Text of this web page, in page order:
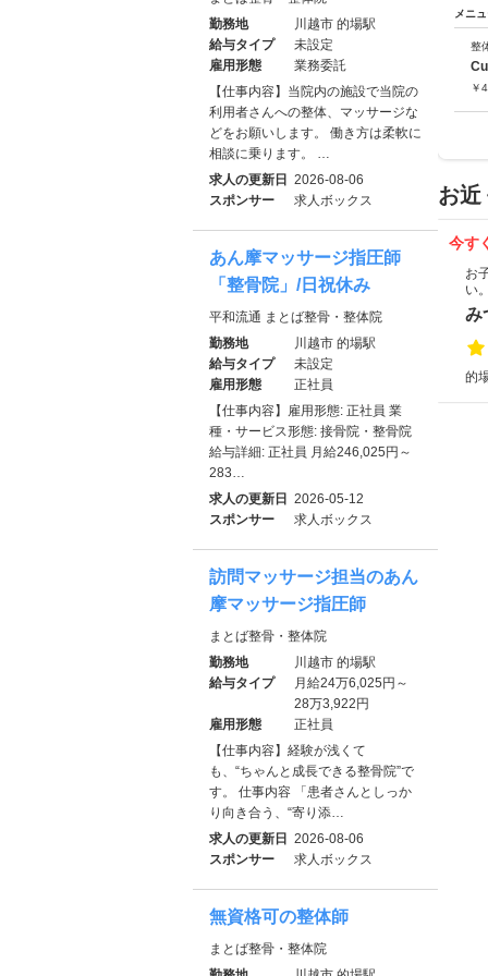
メニ
整
￥
お近
今す
お
い
み
的
勤務地
川越市 的場駅
給与タイプ
未設定
雇用形態
業務委託
【仕事内容】当院内の施設で当院の
利用者さんへの整体、マッサージな
どをお願いします。 働き方は柔軟に
相談に乗ります。 …
求人の更新日 2026-08-06
スポンサー
求人ボックス
あん摩マッサージ指圧師
「整骨院」/日祝休み
平和流通 まとば整骨・整体院
勤務地
川越市 的場駅
給与タイプ
未設定
雇用形態
正社員
【仕事内容】雇用形態: 正社員 業
種・サービス形態: 接骨院・整骨院
給与詳細: 正社員 月給246,025円～
283…
求人の更新日 2026-05-12
スポンサー
求人ボックス
訪問マッサージ担当のあん
摩マッサージ指圧師
まとば整骨・整体院
勤務地
川越市 的場駅
給与タイプ
月給24万6,025円～
28万3,922円
雇用形態
正社員
【仕事内容】経験が浅くて
も、“ちゃんと成長できる整骨院”で
す。 仕事内容 「患者さんとしっか
り向き合う、“寄り添…
求人の更新日 2026-08-06
スポンサー
求人ボックス
無資格可の整体師
まとば整骨・整体院